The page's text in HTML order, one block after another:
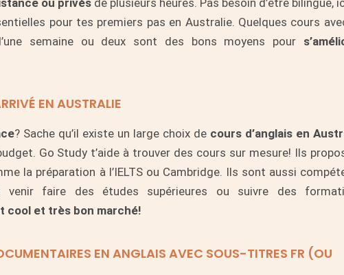
pour tes premiers pas en Australie. Quelques cours
semaine ou deux sont des bons moyens pour
EN AUSTRALIE
? Sache qu’il existe un large choix de cours d’anglais en
Go Study t’aide à trouver des cours sur mesure! Ils
la préparation à l’IELTS ou Cambridge. Ils sont aussi
faire des études supérieures ou suivre des
cool et très bon marché!
EN ANGLAIS AVEC SOUS-TITRES FR (OU